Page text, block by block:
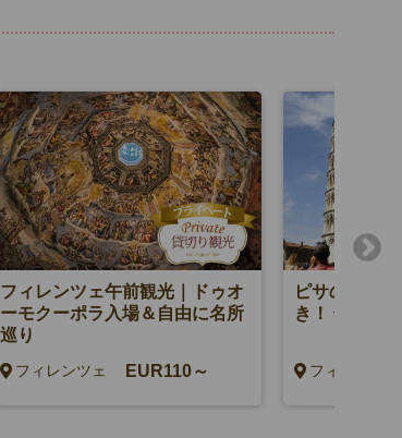
フィレンツェ午前観光｜ドゥオ
ーモクーポラ入場＆自由に名所
巡り
フィレンツェ EUR110～
ピサの斜塔
き！ 午前観
フィレンツェ